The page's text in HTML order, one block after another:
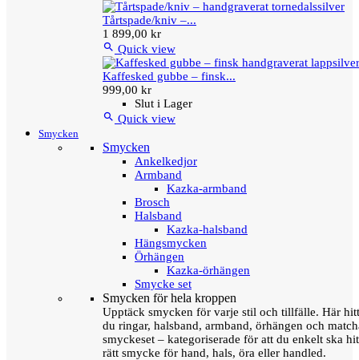
Tårtspade/kniv –...
1 899,00 kr
 Quick view
Kaffesked gubbe – finsk...
999,00 kr
Slut i Lager
 Quick view
Smycken
Smycken
Ankelkedjor
Armband
Kazka-armband
Brosch
Halsband
Kazka-halsband
Hängsmycken
Örhängen
Kazka-örhängen
Smycke set
Smycken för hela kroppen
Upptäck smycken för varje stil och tillfälle. Här
du ringar, halsband, armband, örhängen och
smyckeset – kategoriserade för att du enkelt ska
rätt smycke för hand, hals, öra eller handled.